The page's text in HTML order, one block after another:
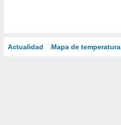
Actualidad Mapa de temperatura